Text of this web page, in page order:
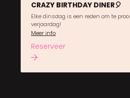
CRAZY BIRTHDAY DINER🎈
Elke dinsdag is een reden om te
verjaardag!
Meer info
Reserveer